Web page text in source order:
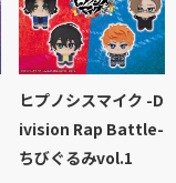
ヒプノシスマイク -D
ivision Rap Battle-
ちびぐるみvol.1